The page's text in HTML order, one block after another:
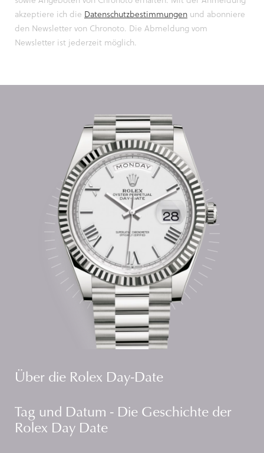
Über die Rolex Day-Date
Tag und Datum - Die Geschichte der
Rolex Day Date
akzeptiere ich die Datenschutzbestimmungen und abonniere
den Newsletter von Chronoto. Die Abmeldung vom
Newsletter ist jederzeit möglich.